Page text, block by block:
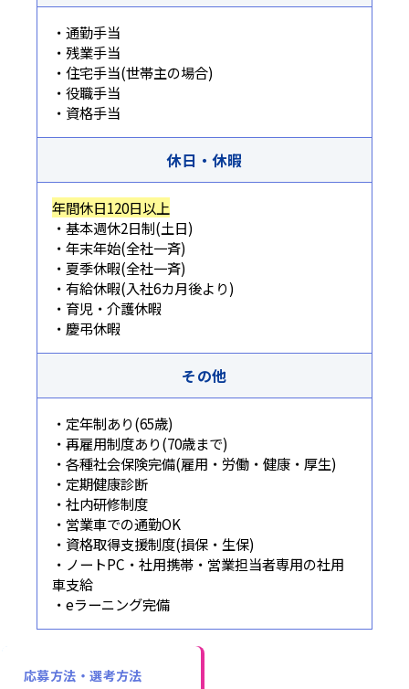
・通勤手当
・残業手当
・住宅手当(世帯主の場合)
・役職手当
・資格手当
休日・休暇
年間休日120日以上
・基本週休2日制(土日)
・年末年始(全社一斉)
・夏季休暇(全社一斉)
・有給休暇(入社6カ月後より)
・育児・介護休暇
・慶弔休暇
その他
・定年制あり(65歳)
・再雇用制度あり(70歳まで)
・各種社会保険完備(雇用・労働・健康・厚生)
・定期健康診断
・社内研修制度
・営業車での通勤OK
・資格取得支援制度(損保・生保)
・ノートPC・社用携帯・営業担当者専用の社用
車支給
・eラーニング完備
応募方法・選考方法